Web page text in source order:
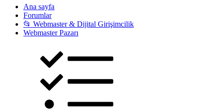
Ana sayfa
Forumlar
📂 Webmaster & Dijital Girişimcilik
Webmaster Pazarı